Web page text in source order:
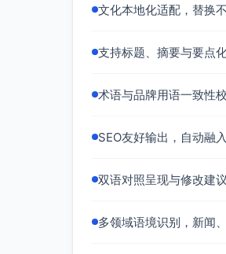
文化本地化适配，替换
支持标题、摘要与要点
术语与品牌用语一致性
SEO友好输出，自动融
双语对照呈现与修改建
多领域语境识别，新闻